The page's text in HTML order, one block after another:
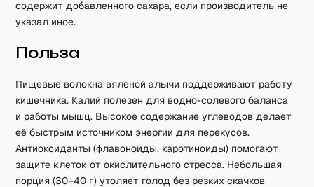
содержит добавленного сахара, если производитель не
указал иное.
Польза
Пищевые волокна вяленой алычи поддерживают работу
кишечника. Калий полезен для водно-солевого баланса
и работы мышц. Высокое содержание углеводов делает
её быстрым источником энергии для перекусов.
Антиоксиданты (флавоноиды, каротиноиды) помогают
защите клеток от окислительного стресса. Небольшая
порция (30–40 г) утоляет голод без резких скачков